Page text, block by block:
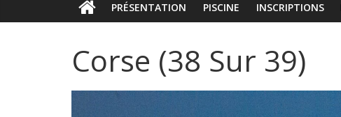
PRÉSENTATION PISCINE INSCRIPTIONS
Corse (38 Sur 39)